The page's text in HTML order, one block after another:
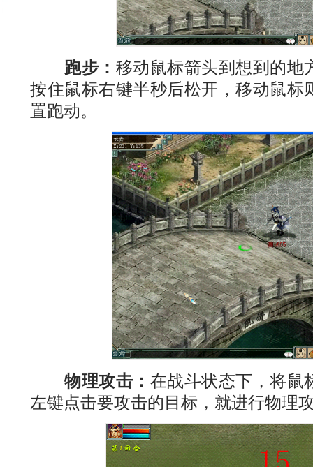
跑步： 移动鼠标箭头到想到的地
按住鼠标右键半秒后松开，移动鼠标
置跑动。
物理攻击： 在战斗状态下，将鼠
左键点击要攻击的目标，就进行物理